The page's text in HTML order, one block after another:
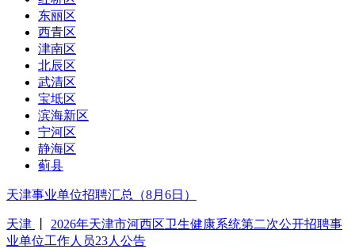
东丽区
西青区
津南区
北辰区
武清区
宝坻区
滨海新区
宁河区
静海区
蓟县
天津事业单位招聘汇总（8月6日）
天津
2026年天津市河西区卫生健康系统第二次公开招聘事
业单位工作人员23人公告